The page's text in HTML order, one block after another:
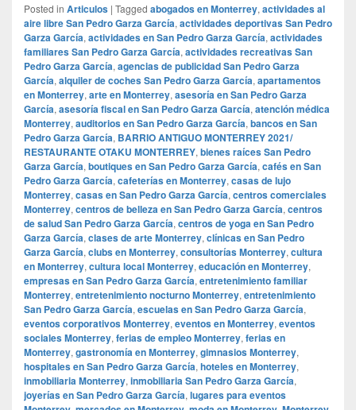
Posted in Articulos | Tagged abogados en Monterrey, actividades al
aire libre San Pedro Garza García, actividades deportivas San Pedro
Garza García, actividades en San Pedro Garza García, actividades
familiares San Pedro Garza García, actividades recreativas San
Pedro Garza García, agencias de publicidad San Pedro Garza
García, alquiler de coches San Pedro Garza García, apartamentos
en Monterrey, arte en Monterrey, asesoría en San Pedro Garza
García, asesoría fiscal en San Pedro Garza García, atención médica
Monterrey, auditorios en San Pedro Garza García, bancos en San
Pedro Garza García, BARRIO ANTIGUO MONTERREY 2021/
RESTAURANTE OTAKU MONTERREY, bienes raíces San Pedro
Garza García, boutiques en San Pedro Garza García, cafés en San
Pedro Garza García, cafeterías en Monterrey, casas de lujo
Monterrey, casas en San Pedro Garza García, centros comerciales
Monterrey, centros de belleza en San Pedro Garza García, centros
de salud San Pedro Garza García, centros de yoga en San Pedro
Garza García, clases de arte Monterrey, clínicas en San Pedro
Garza García, clubs en Monterrey, consultorías Monterrey, cultura
en Monterrey, cultura local Monterrey, educación en Monterrey,
empresas en San Pedro Garza García, entretenimiento familiar
Monterrey, entretenimiento nocturno Monterrey, entretenimiento
San Pedro Garza García, escuelas en San Pedro Garza García,
eventos corporativos Monterrey, eventos en Monterrey, eventos
sociales Monterrey, ferias de empleo Monterrey, ferias en
Monterrey, gastronomía en Monterrey, gimnasios Monterrey,
hospitales en San Pedro Garza García, hoteles en Monterrey,
inmobiliaria Monterrey, inmobiliaria San Pedro Garza García,
joyerías en San Pedro Garza García, lugares para eventos